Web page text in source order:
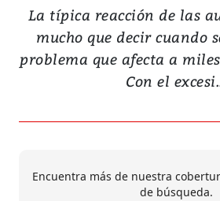
La típica reacción de las
mucho que decir cuando
problema que afecta a
Con el
Encuentra más de nuestra
de búsqueda.